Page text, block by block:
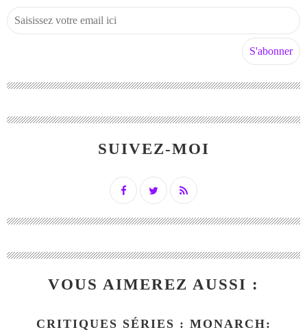
SUIVEZ-MOI
VOUS AIMEREZ AUSSI :
CRITIQUES SÉRIES : MONARCH: